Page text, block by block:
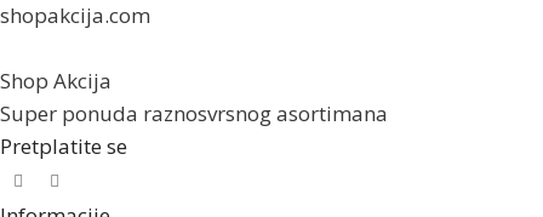
shopakcija.com
Shop Akcija
Super ponuda raznosvrsnog asortimana
Pretplatite se